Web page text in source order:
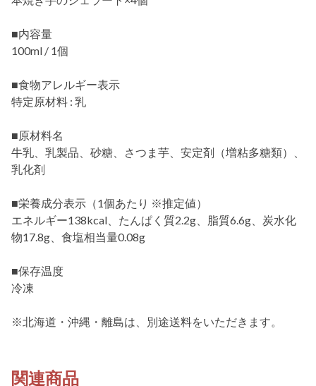
■内容量
100ml / 1個
■食物アレルギー表示
特定原材料 : 乳
■原材料名
牛乳、乳製品、砂糖、さつま芋、安定剤（増粘多糖類）、
乳化剤
■栄養成分表示（1個あたり ※推定値）
エネルギー138kcal、たんぱく質2.2g、脂質6.6g、炭水化
物17.8g、食塩相当量0.08g
■保存温度
冷凍
※北海道・沖縄・離島は、別途送料をいただきます。
関連商品